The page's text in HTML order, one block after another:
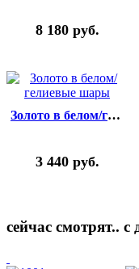
8 180 руб.
Золото в белом/гелиевые шары
3 440 руб.
сейчас смотрят.. с